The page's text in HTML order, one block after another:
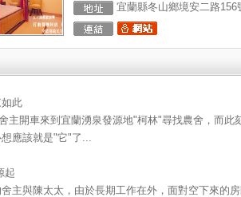
宜蘭縣冬山鄉境安二路156
此
主開車來到宜蘭湧泉發源地"柯林"尋找農舍，而
應該就是"它"了...
起
主與陳太太，由於長期工作在外，面對空下來的